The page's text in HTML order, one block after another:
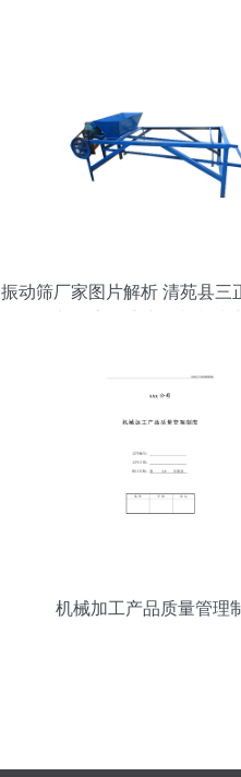
振动筛厂家图片解析 清苑县三
机械加工产品质量管理